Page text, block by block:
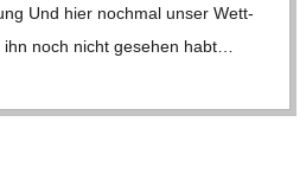
Und hier noch­mal unser Wett­
ihn noch nicht gese­hen habt…